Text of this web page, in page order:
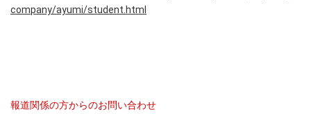
company/ayumi/student.html
報道関係の方からのお問い合わせ